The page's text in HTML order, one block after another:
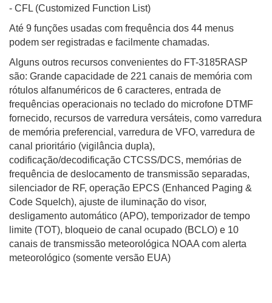
- CFL (Customized Function List)
Até 9 funções usadas com frequência dos 44 menus
podem ser registradas e facilmente chamadas.
Alguns outros recursos convenientes do FT-3185RASP
são: Grande capacidade de 221 canais de memória com
rótulos alfanuméricos de 6 caracteres, entrada de
frequências operacionais no teclado do microfone DTMF
fornecido, recursos de varredura versáteis, como varredura
de memória preferencial, varredura de VFO, varredura de
canal prioritário (vigilância dupla),
codificação/decodificação CTCSS/DCS, memórias de
frequência de deslocamento de transmissão separadas,
silenciador de RF, operação EPCS (Enhanced Paging &
Code Squelch), ajuste de iluminação do visor,
desligamento automático (APO), temporizador de tempo
limite (TOT), bloqueio de canal ocupado (BCLO) e 10
canais de transmissão meteorológica NOAA com alerta
meteorológico (somente versão EUA)